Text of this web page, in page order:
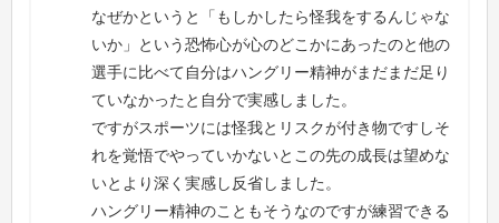
なぜかというと「もしかしたら怪我をするんじゃな
いか」という恐怖心が心のどこかにあったのと他の
選手に比べて自分はハングリー精神がまだまだ足り
ていなかったと自分で実感しました。
ですがスポーツには怪我とリスクが付き物ですしそ
れを覚悟でやっていかないとこの先の成長は望めな
いとより深く実感し反省しました。
ハングリー精神のこともそうなのですが練習できる